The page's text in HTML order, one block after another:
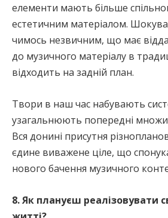
елементи мають більше
естетичним матеріалом.
чимось незвичним, що має
до музичного матеріалу в
відходить на задній план.
Твори в наш час набувають
узагальнюють попередні
Вся донині присутня
єдине виважене ціле, що
нового бачення музичного
8. Як плануєш реалізовувати